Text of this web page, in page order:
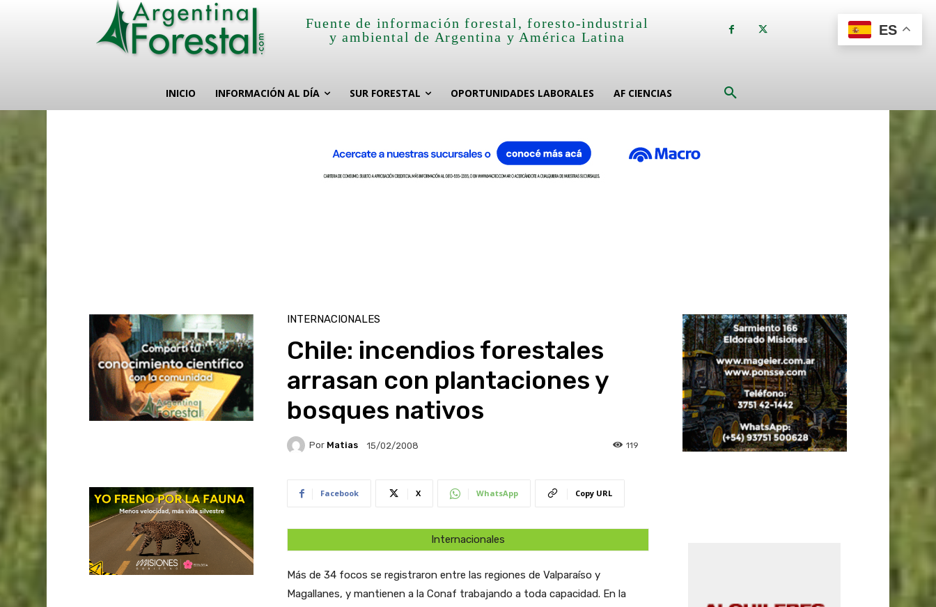
Fuente de información forestal, foresto-industrial
y ambiental de Argentina y América Latina
INICIO INFORMACIÓN AL DÍA SUR FORESTAL OPORTUNIDADES LABORALES AF CIENCIAS
INTERNACIONALES
Chile: incendios forestales
arrasan con plantaciones y
bosques nativos
Por Matias 15/02/2008 119
Facebook X WhatsApp Copy URL
Internacionales
Más de 34 focos se registraron entre las regiones de Valparaíso y
Magallanes, y mantienen a la Conaf trabajando a toda capacidad. En la
ES